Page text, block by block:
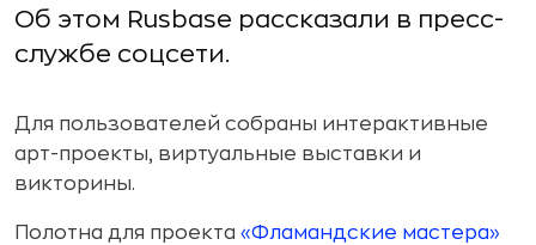
Об этом Rusbase рассказали в пресс-
службе соцсети.
Для пользователей собраны интерактивные
арт-проекты, виртуальные выставки и
викторины.
Полотна для проекта «Фламандские мастера»